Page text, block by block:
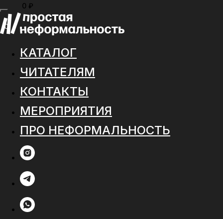
0 ₽
МЕНЮ
0
КАТАЛОГ
ЧИТАТЕЛЯМ
КОНТАКТЫ
МЕРОПРИЯТИЯ
ПРО НЕФОРМАЛЬНОСТЬ